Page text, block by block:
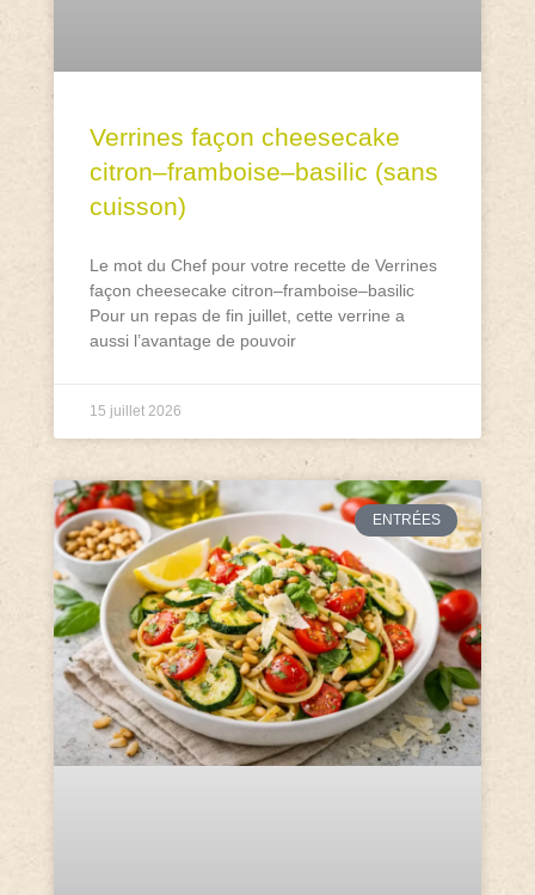
Verrines façon cheesecake
citron–framboise–basilic (sans
cuisson)
Le mot du Chef pour votre recette de Verrines
façon cheesecake citron–framboise–basilic
Pour un repas de fin juillet, cette verrine a
aussi l’avantage de pouvoir
15 juillet 2026
ENTRÉES